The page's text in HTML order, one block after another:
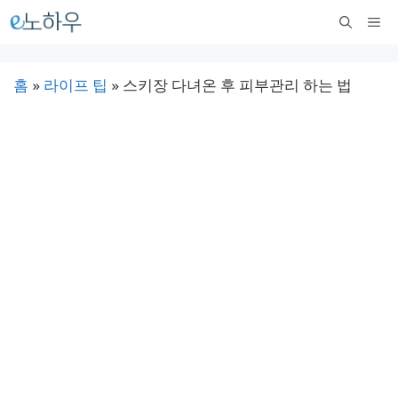
컨
메
홈 » 라이프 팁 » 스키장 다녀온 후 피부관리 하는 법